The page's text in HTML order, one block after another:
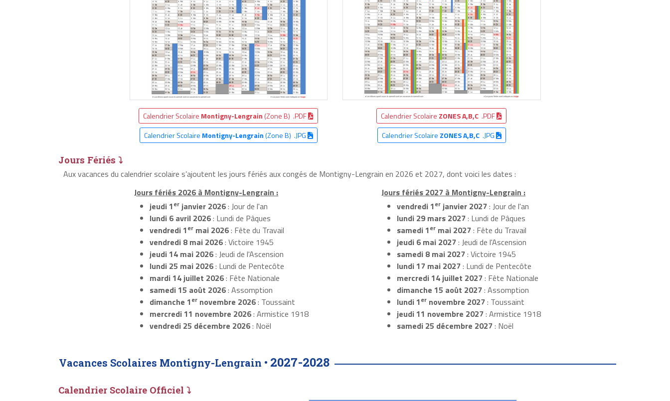
Calendrier Scolaire Montigny-Lengrain (Zone B) .PDF
Calendrier Scolaire Montigny-Lengrain(Zone B) .JPG
Calendrier Scolaire ZONES A,B,C .PDF
Calendrier Scolaire ZONES A,B,C.JPG
Jours Fériés ⤵
Aux vacances du calendrier scolaire s’ajoutent les jours fériés aux congés de Montigny-Lengrain en 2026 et 2027, dont voici les dates :
Jours fériés 2026 à Montigny-Lengrain :
jeudi 1erjanvier 2026: Jour de l'an
lundi 6 avril 2026: Lundi de Pâques
vendredi 1ermai 2026: Fête du Travail
vendredi 8 mai 2026: Victoire 1945
jeudi 14 mai 2026: Jeudi de l'Ascension
lundi 25 mai 2026: Lundi de Pentecôte
mardi 14 juillet 2026: Fête Nationale
samedi 15 août 2026: Assomption
dimanche 1ernovembre 2026: Toussaint
mercredi 11 novembre 2026: Armistice 1918
vendredi 25 décembre 2026: Noël
Jours fériés 2027 à Montigny-Lengrain :
vendredi 1erjanvier 2027: Jour de l'an
lundi 29 mars 2027: Lundi de Pâques
samedi 1ermai 2027: Fête du Travail
jeudi 6 mai 2027: Jeudi de l'Ascension
samedi 8 mai 2027: Victoire 1945
lundi 17 mai 2027: Lundi de Pentecôte
mercredi 14 juillet 2027: Fête Nationale
dimanche 15 août 2027: Assomption
lundi 1ernovembre 2027: Toussaint
jeudi 11 novembre 2027: Armistice 1918
samedi 25 décembre 2027: Noël
Vacances Scolaires Montigny-Lengrain • 2027-2028
Calendrier Scolaire Officiel ⤵